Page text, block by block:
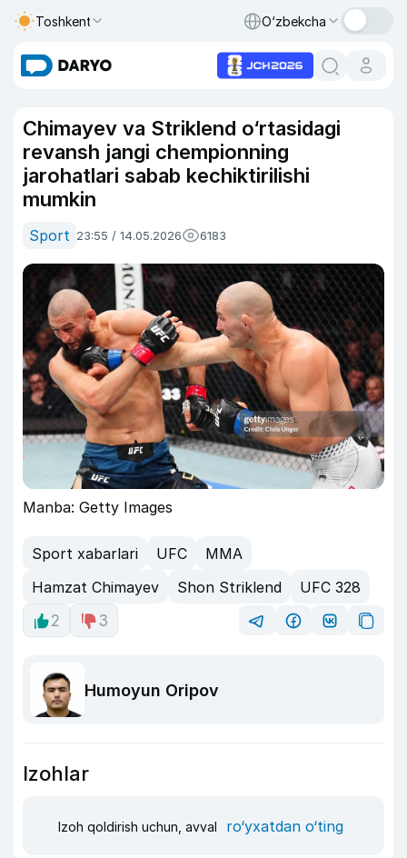
Toshkent O‘zbekcha
Chimayev va Striklend o‘rtasidagi
revansh jangi chempionning
jarohatlari sabab kechiktirilishi
mumkin
Sport 23:55 / 14.05.2026 6183
Manba: Getty Images
Sport xabarlari UFC
MMA
Hamzat Chimayev
Shon Striklend
UFC 328
2
3
Humoyun Oripov
Izohlar
Izoh qoldirish uchun, avval ro‘yxatdan o‘ting